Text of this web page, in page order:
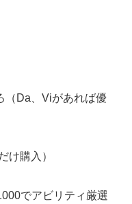
（Da、Viがあれば優
け購入）
でアビリティ厳選